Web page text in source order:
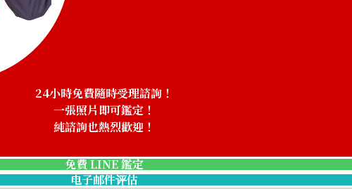
24小時免費隨時受理諮詢！
一張照片即可鑑定！
純諮詢也熱烈歡迎！
免費 LINE 鑑定
电子邮件评估